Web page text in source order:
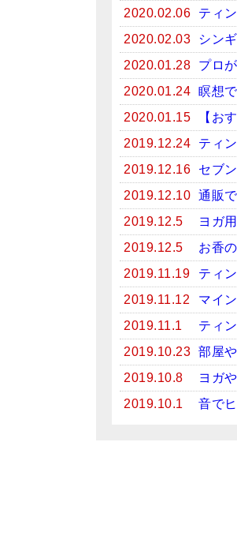
2020.02.06
ティ
2020.02.03
シン
2020.01.28
プロ
2020.01.24 瞑想
2020.01.15
【お
2019.12.24
ティ
2019.12.16
セブ
2019.12.10 通販
2019.12.5
ヨガ
2019.12.5
お香
2019.11.19
ティ
2019.11.12
マイ
2019.11.1
ティ
2019.10.23 部屋
2019.10.8
ヨガ
2019.10.1
音で